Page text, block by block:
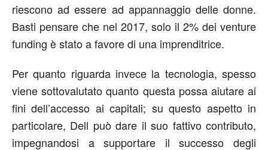
riescono ad essere ad appannaggio delle donne.
Basti pensare che nel 2017, solo il 2% dei venture
funding è stato a favore di una imprenditrice.
Per quanto riguarda invece la tecnologia, spesso
viene sottovalutato quanto questa possa aiutare ai
fini dell’accesso ai capitali; su questo aspetto in
particolare, Dell può dare il suo fattivo contributo,
impegnandosi a supportare il successo degli